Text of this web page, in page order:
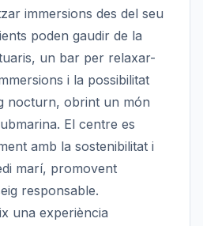
immersions des del seu
poden gaudir de la
un bar per relaxar-
i la possibilitat
nocturn, obrint un món
El centre es
amb la sostenibilitat i
marí, promovent
responsable.
una experiència